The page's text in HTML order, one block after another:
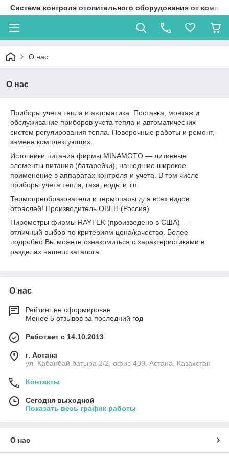
Система контроля отопительного оборудования от
О нас
О нас
Приборы учета тепла и автоматика. Поставка, монтаж и
обслуживание приборов учета тепла и автоматических
систем регулирования тепла. Поверочные работы и ремонт,
замена комплектующих.
Источники питания фирмы MINAMOTO ― литиевые
элементы питания (батарейки), нашедшие широкое
применение в аппаратах контроля и учета. В том числе
приборы учета тепла, газа, воды и т.п.
Термопреобразователи и термопары для всех видов
отраслей! Производитель ОВЕН (Россия)
Пирометры фирмы RAYTEK (произведено в США) ―
отличный выбор по критериям цена/качество. Более
подробно Вы можете ознакомиться с характеристиками в
разделах нашего каталога.
О нас
Рейтинг не сформирован
Менее 5 отзывов за последний год
Работает с 14.10.2013
г. Астана
ул. Кабанбай батыра 2/2, офис 409, Астана, Казахстан
Контакты
Сегодня выходной
Показать весь график работы
О нас